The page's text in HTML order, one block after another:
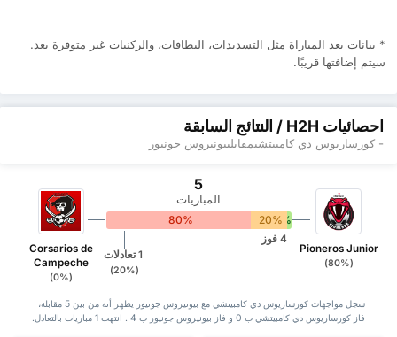
* بيانات بعد المباراة مثل التسديدات، البطاقات، والركنيات ‏غير متوفرة بعد.
سيتم إضافتها قريبًا.
احصائيات H2H / النتائج السابقة
- كورساريوس دي كامبيتشيمقابلبيونيروس جونيور
Corsarios de
Campeche
(0%)
5
المباريات
0%
20%
80%
1 تعادلات
(20%)
4 فوز
Pioneros Junior
(80%)
سجل مواجهات كورساريوس دي كامبيتشي مع بيونيروس جونيور يظهر أنه من بين 5 ‏مقابلة،
فاز كورساريوس دي كامبيتشي ب 0 و فاز بيونيروس جونيور ب 4 . انتهت 1 مباريات بالتعادل.